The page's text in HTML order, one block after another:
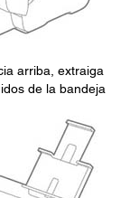
arriba, extraiga
de la bandeja